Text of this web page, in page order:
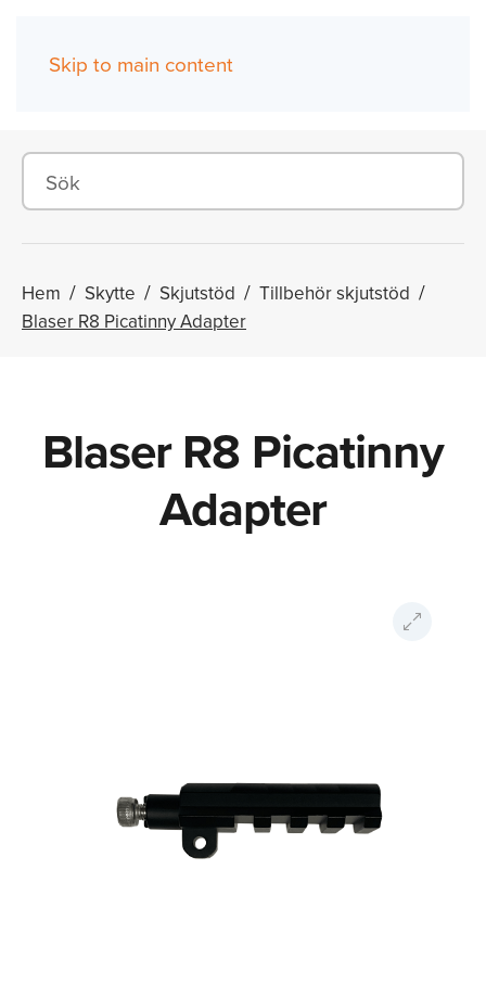
Skip to main content
Hem Skytte Skjutstöd
Tillbehör skjutstöd
Blaser R8 Picatinny Adapter
Blaser R8 Picatinny
Adapter